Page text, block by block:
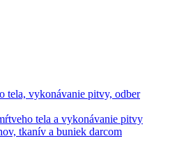
tela, vykonávanie pitvy, odber
tela a vykonávanie pitvy
tkanív a buniek darcom